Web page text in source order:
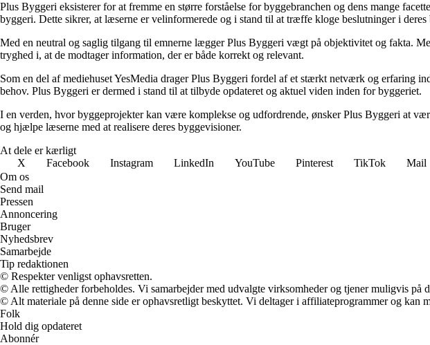
Plus Byggeri eksisterer for at fremme en større forståelse for byggebranchen og dens mange
byggeri. Dette sikrer, at læserne er velinformerede og i stand til at træffe kloge beslutninger i deres
Med en neutral og saglig tilgang til emnerne lægger Plus Byggeri vægt på objektivitet og fakta.
tryghed i, at de modtager information, der er både korrekt og relevant.
Som en del af mediehuset YesMedia drager Plus Byggeri fordel af et stærkt netværk og erfaring
behov. Plus Byggeri er dermed i stand til at tilbyde opdateret og aktuel viden inden for byggeriet.
I en verden, hvor byggeprojekter kan være komplekse og udfordrende, ønsker Plus Byggeri at
og hjælpe læserne med at realisere deres byggevisioner.
At dele er kærligt
X
Facebook Instagram LinkedIn YouTube Pinterest TikTok Mail
Om os
Send mail
Pressen
Annoncering
Bruger
Nyhedsbrev
Samarbejde
Tip redaktionen
© Respekter venligst ophavsretten.
© Alle rettigheder forbeholdes. Vi samarbejder med udvalgte virksomheder og tjener muligvis på
© Alt materiale på denne side er ophavsretligt beskyttet. Vi deltager i affiliateprogrammer og
Folk
Hold dig opdateret
Abonnér